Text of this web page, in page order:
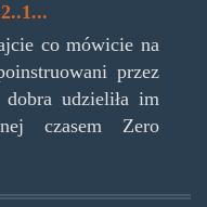
co mówicie na
przez
udzieliła im
czasem Zero